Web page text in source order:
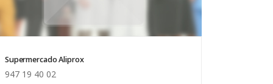
Supermercado Aliprox
947 19 40 02